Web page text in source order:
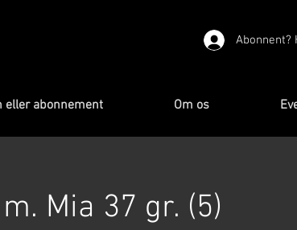
Abonnent?
eller abonnement Om os
Mia 37 gr. (5)